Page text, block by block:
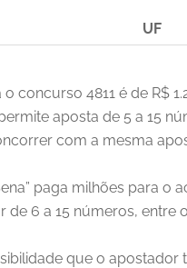
UF
concurso 4811 é de R$
permite aposta de 5 a 15
com a mesma
paga milhões para
6 a 15 números, entre
que o